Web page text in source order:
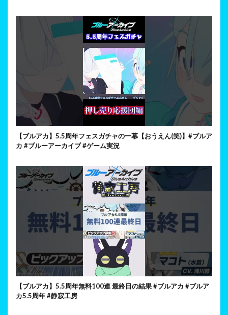
【ブルアカ】5.5周年フェスガチャの一幕【おうえん(笑)】#ブルア
カ #ブルーアーカイブ #ゲーム実況
【ブルアカ】5.5周年無料100連 最終日の結果 #ブルアカ #ブルア
カ5.5周年 #静寂工房